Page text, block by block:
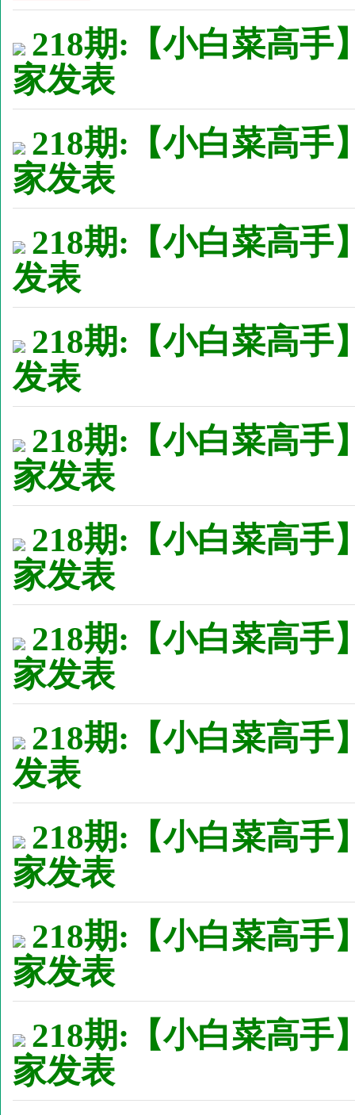
218期:【小白菜高手
家发表
218期:【小白菜高手
家发表
218期:【小白菜高手
发表
218期:【小白菜高手
发表
218期:【小白菜高手
家发表
218期:【小白菜高手
家发表
218期:【小白菜高手
家发表
218期:【小白菜高手
发表
218期:【小白菜高手
家发表
218期:【小白菜高手
家发表
218期:【小白菜高手
家发表